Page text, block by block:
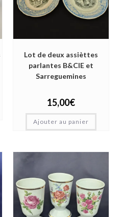
Lot de deux assièttes
parlantes B&CIE et
Sarreguemines
15,00€
Ajouter au panier